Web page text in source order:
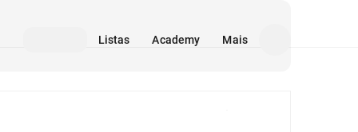
Listas Academy Mais